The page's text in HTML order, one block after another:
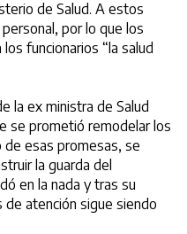
de Salud. A estos
por lo que los
funcionarios “la salud
la ex ministra de Salud
se prometió remodelar los
esas promesas, se
la guarda del
en la nada y tras su
atención sigue siendo